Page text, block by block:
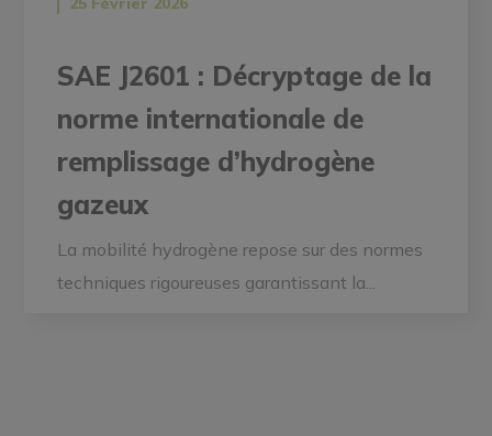
SAE J2601 : Décryptage de la
norme internationale de
remplissage d’hydrogène
gazeux
La mobilité hydrogène repose sur des normes
techniques rigoureuses garantissant la...